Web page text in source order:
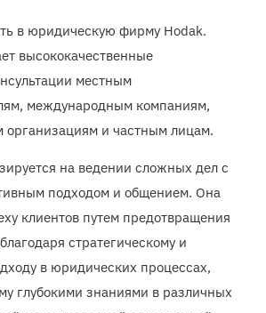
в юридическую фирму Hodak.
высококачественные
местным
международным компаниям,
организациям и частным лицам.
на ведении сложных дел с
подходом и общением. Она
клиентов путем предотвращения
стратегическому и
в юридических процессах,
глубокими знаниями в различных